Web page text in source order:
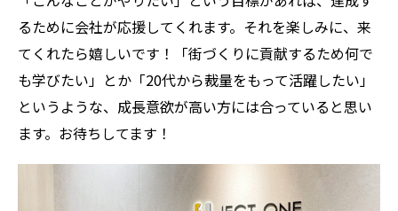
るために会社が応援してくれます。それを楽しみに、来
てくれたら嬉しいです！「街づくりに貢献するため何で
も学びたい」とか「20代から裁量をもって活躍したい」
というような、成長意欲が高い方には合っていると思い
ます。お待ちしてます！